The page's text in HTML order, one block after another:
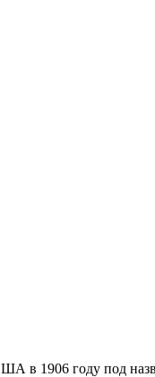
в 1906 году под